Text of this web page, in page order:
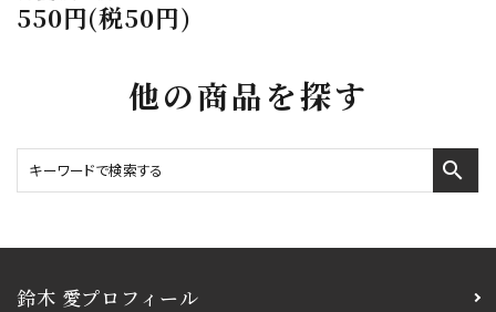
550円(税50円)
他の商品を探す
search
鈴木 愛プロフィール